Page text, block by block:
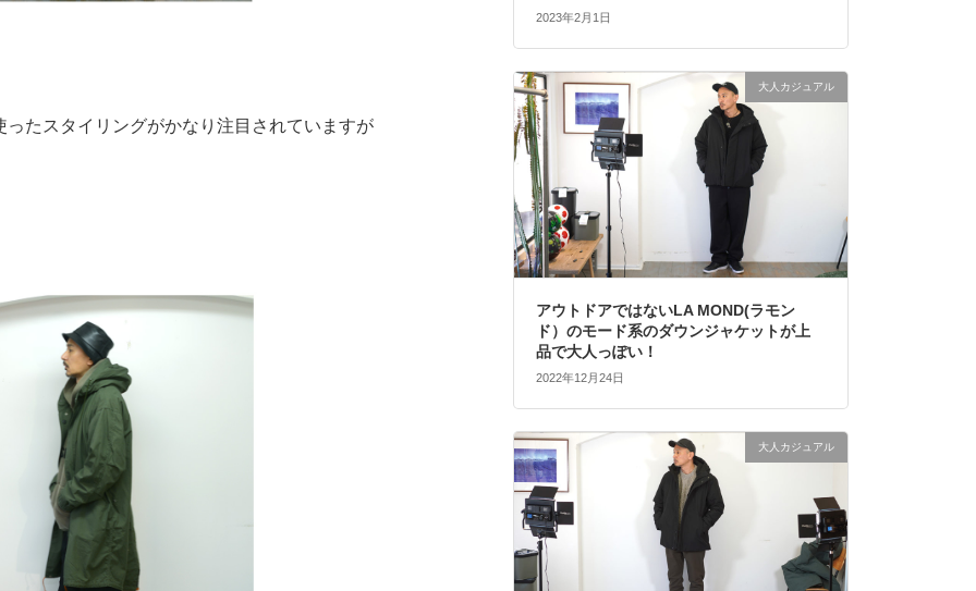
たスタイリングがかなり注目されていますが
2023年2月1日
大人カジュアル
アウトドアではないLA MOND(ラモン
ド）のモード系のダウンジャケットが上
品で大人っぽい！
2022年12月24日
大人カジュアル